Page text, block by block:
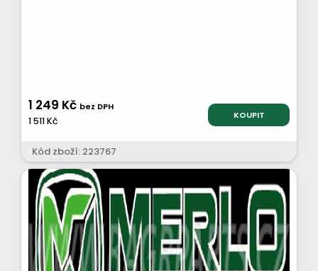
1 249 Kč bez DPH
1 511 Kč KOUPIT
Kód zboží: 223767